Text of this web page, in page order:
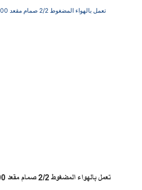
TPV400 تعمل بالهواء المضغوط 2/2 صمام مقعد